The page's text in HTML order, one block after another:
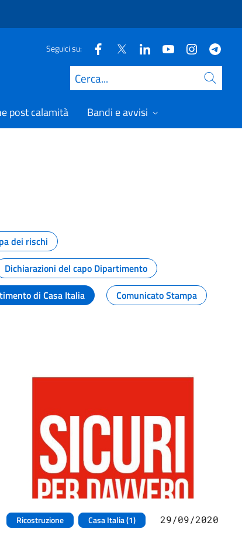
Seguici su:
Cerca
post calamità Bandi e avvisi
dei rischi
Dichiarazioni del capo Dipartimento
di Casa Italia
Comunicato Stampa
Ricostruzione Casa Italia (1) 29/09/2020